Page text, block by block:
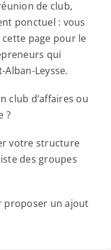
de club,
ponctuel : vous
page pour le
qui
Leysse.
club d’affaires ou
?
votre structure
des groupes
proposer un ajout